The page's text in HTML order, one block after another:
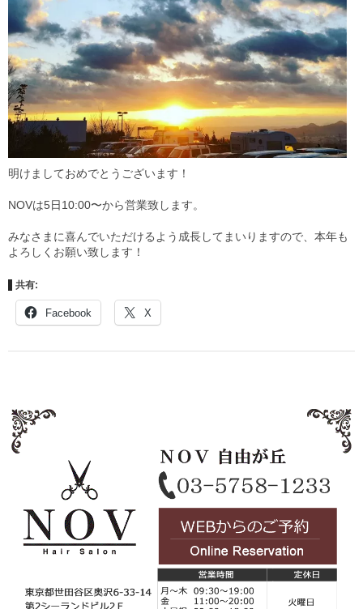
blog
ブログ
Opening&Access
営業時間・アクセス
明けましておめでとうございます！
NOVは5日10:00〜から営業致します。
みなさまに喜んでいただけるよう成長してまいりますので、本年も
よろしくお願い致します！
共有:
Facebook X